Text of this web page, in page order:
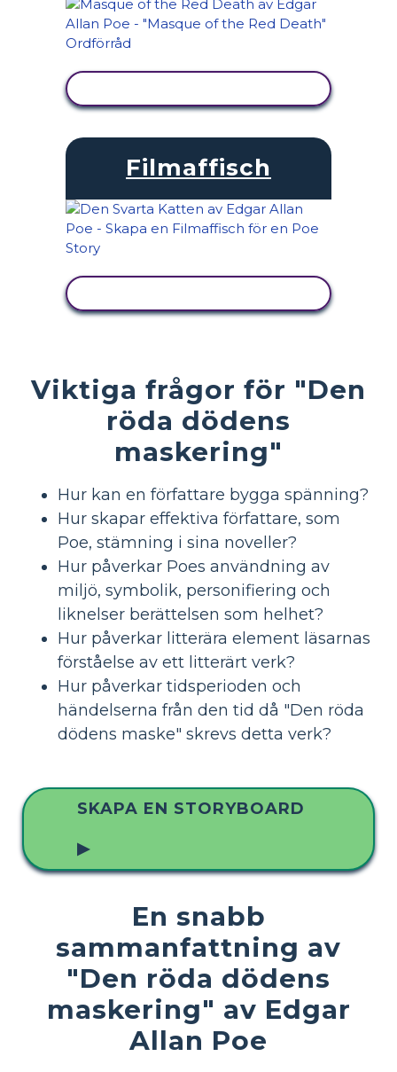
Filmaffisch
Viktiga frågor för "Den
röda dödens
maskering"
Hur kan en författare bygga spänning?
Hur skapar effektiva författare, som
Poe, stämning i sina noveller?
Hur påverkar Poes användning av
miljö, symbolik, personifiering och
liknelser berättelsen som helhet?
Hur påverkar litterära element läsarnas
förståelse av ett litterärt verk?
Hur påverkar tidsperioden och
händelserna från den tid då "Den röda
dödens maske" skrevs detta verk?
SKAPA EN STORYBOARD
▶
En snabb
sammanfattning av
"Den röda dödens
maskering" av Edgar
Allan Poe